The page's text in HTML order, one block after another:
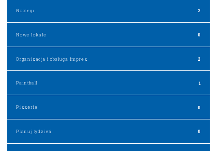
Noclegi 2
Nowe lokale 0
Organizacja i obsługa imprez 2
Paintball 1
Pizzerie 0
Planuj tydzień 0